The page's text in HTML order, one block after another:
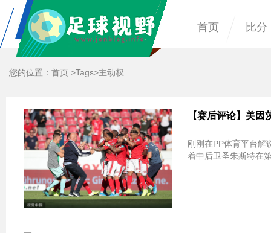
首页 比分
您的位置： 首页 >Tags>主动权
【赛后评论】美
刚刚在PP体育平台解
着中后卫圣朱斯特在